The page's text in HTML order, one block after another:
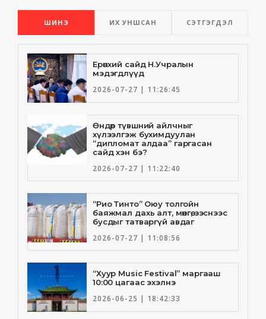
ШИНЭ ИХ УНШСАН СЭТГЭГДЭЛ
Ерөнхий сайд Н.Учралын
мэдэгдлүүд
2026-07-27 | 11:26:45
Өндөр түвшний айлчныг
хүлээлгэж бухимдуулан
“дипломат алдаа” гаргасан
сайд хэн бэ?
2026-07-27 | 11:22:40
“Рио Тинто” Оюу толгойн
баяжмал дахь алт, мөнгө, зэснээс
бусдыг татваргүй авдаг
2026-07-27 | 11:08:56
“Хуур Music Festival” маргааш
10:00 цагаас эхэлнэ
2026-06-25 | 18:42:33